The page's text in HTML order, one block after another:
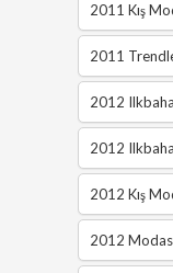
2011 Kış
2011
2012
2012
2012 Kış
2012